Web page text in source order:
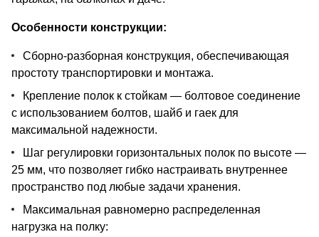
Особенности конструкции:
Сборно-разборная конструкция, обеспечивающая
простоту транспортировки и монтажа.
Крепление полок к стойкам — болтовое соединение
с использованием болтов, шайб и гаек для
максимальной надежности.
Шаг регулировки горизонтальных полок по высоте —
25 мм, что позволяет гибко настраивать внутреннее
пространство под любые задачи хранения.
Максимальная равномерно распределенная
нагрузка на полку: